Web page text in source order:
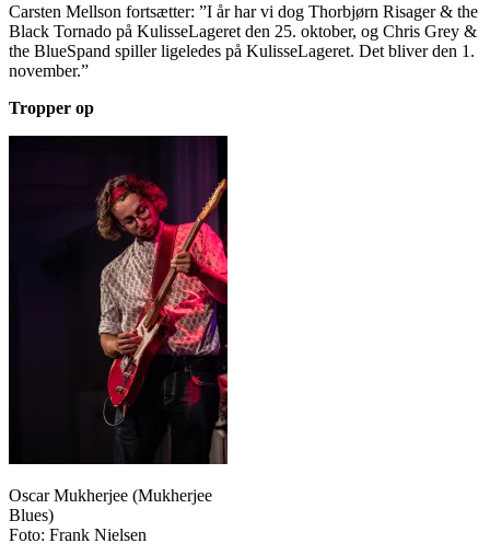
Carsten Mellson fortsætter: ”I år har vi dog Thorbjørn Risager & the
Black Tornado på KulisseLageret den 25. oktober, og Chris Grey &
the BlueSpand spiller ligeledes på KulisseLageret. Det bliver den 1.
november.”
Tropper op
Oscar Mukherjee (Mukherjee
Blues)
Foto: Frank Nielsen